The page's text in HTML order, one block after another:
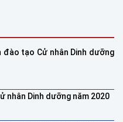
đào tạo Cử nhân Dinh dưỡng
nhân Dinh dưỡng năm 2020